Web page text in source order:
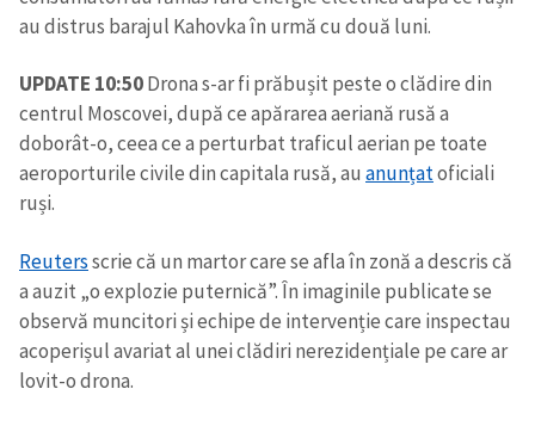
au distrus barajul Kahovka în urmă cu două luni.
UPDATE 10:50Drona s-ar fi prăbușit peste o clădire din
centrul Moscovei, după ce apărarea aeriană rusă a
doborât-o, ceea ce a perturbat traficul aerian pe toate
aeroporturile civile din capitala rusă, au anunțatoficiali
ruși.
Reutersscrie că un martor care se afla în zonă a descris că
a auzit „o explozie puternică”. În imaginile publicate se
observă muncitori și echipe de intervenție care inspectau
acoperișul avariat al unei clădiri nerezidențiale pe care ar
lovit-o drona.